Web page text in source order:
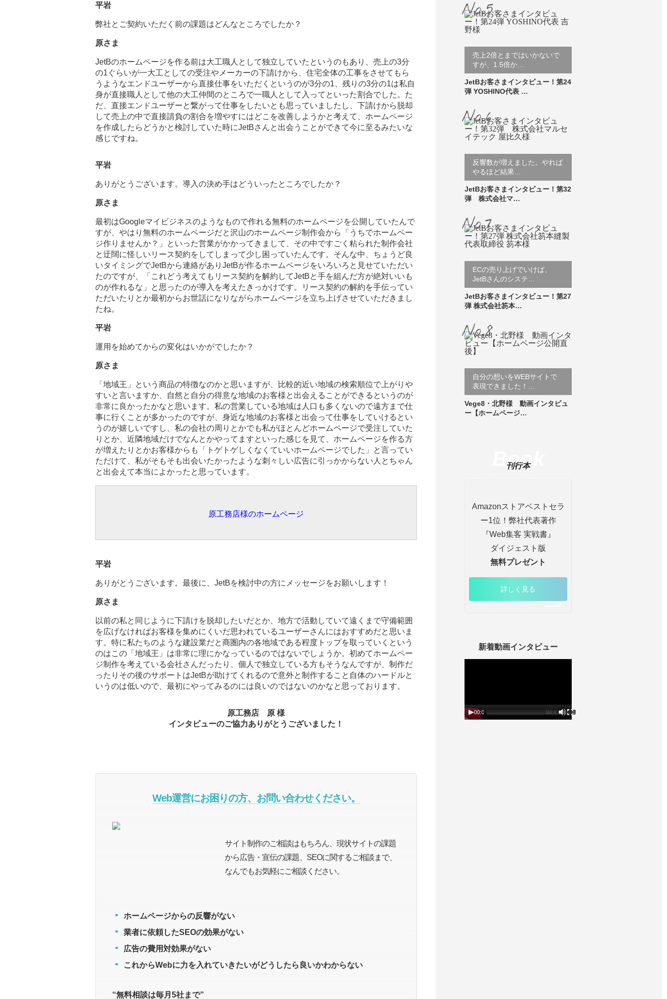
平岩
弊社とご契約いただく前の課題はどんなところでしたか？
原さま
JetBのホームページを作る前は大工職人として独立していたというのもあり、売上の3分
の1ぐらいが一大工としての受注やメーカーの下請けから、住宅全体の工事をさせてもら
うようなエンドユーザーから直接仕事をいただくというのが3分の1、残りの3分の1は私自
身が直接職人として他の大工仲間のところで一職人として入ってといった割合でした。た
だ、直接エンドユーザーと繋がって仕事をしたいとも思っていましたし、下請けから脱却
して売上の中で直接請負の割合を増やすにはどこを改善しようかと考えて、ホームページ
を作成したらどうかと検討していた時にJetBさんと出会うことができて今に至るみたいな
感じですね。
平岩
ありがとうございます。導入の決め手はどういったところでしたか？
原さま
最初はGoogleマイビジネスのようなもので作れる無料のホームページを公開していたんで
すが、やはり無料のホームページだと沢山のホームページ制作会から「うちでホームペー
ジ作りませんか？」といった営業がかかってきまして、その中ですごく粘られた制作会社
と迂闊に怪しいリース契約をしてしまって少し困っていたんです。そんな中、ちょうど良
いタイミングでJetBから連絡がありJetBが作るホームページをいろいろと見せていただい
たのですが、「これどう考えてもリース契約を解約してJetBと手を組んだ方が絶対いいも
のが作れるな」と思ったのが導入を考えたきっかけです。リース契約の解約を手伝ってい
ただいたりとか最初からお世話になりながらホームページを立ち上げさせていただきまし
たね。
平岩
運用を始めてからの変化はいかがでしたか？
原さま
「地域王」という商品の特徴なのかと思いますが、比較的近い地域の検索順位で上がりや
すいと言いますか、自然と自分の得意な地域のお客様と出会えることができるというのが
非常に良かったかなと思います。私の営業している地域は人口も多くないので遠方まで仕
事に行くことが多かったのですが、身近な地域のお客様と出会って仕事をしていけるとい
うのが嬉しいですし、私の会社の周りとかでも私がほとんどホームページで受注していた
りとか、近隣地域だけでなんとかやってますといった感じを見て、ホームページを作る方
が増えたりとかお客様からも「トゲトゲしくなくていいホームページでした」と言ってい
ただけて、私がそもそも出会いたかったような刺々しい広告に引っかからない人とちゃん
と出会えて本当によかったと思っています。
原工務店様のホームページ
平岩
ありがとうございます。最後に、JetBを検討中の方にメッセージをお願いします！
原さま
以前の私と同じように下請けを脱却したいだとか、地方で活動していて遠くまで守備範囲
を広げなければお客様を集めにくいだ思われているユーザーさんにはおすすめだと思いま
す。特に私たちのような建設業だと商圏内の各地域である程度トップを取っていくという
のはこの「地域王」は非常に理にかなっているのではないでしょうか。初めてホームペー
ジ制作を考えている会社さんだったり、個人で独立している方もそうなんですが、制作だ
ったりその後のサポートはJetBが助けてくれるので意外と制作すること自体のハードルと
いうのは低いので、最初にやってみるのには良いのではないのかなと思っております。
原工務店 原 様
インタビューのご協力ありがとうございました！
Web運営にお困りの方、お問い合わせください。
サイト制作のご相談はもちろん、現状サイトの課題
から広告・宣伝の課題、SEOに関するご相談まで、
なんでもお気軽にご相談ください。
ホームページからの反響がない
業者に依頼したSEOの効果がない
広告の費用対効果がない
これからWebに力を入れていきたいがどうしたら良いかわからない
“無料相談は毎月5社まで”
売上2倍とまではいかないで
すが、1.5倍か…
JetBお客さまインタビュー！第24
弾 YOSHINO代表 …
反響数が増えました。やれば
やるほど結果…
JetBお客さまインタビュー！第32
弾 株式会社マ…
ECの売り上げでいけば、
JetBさんのシステ…
JetBお客さまインタビュー！第27
弾 株式会社笏本…
自分の想いをWEBサイトで
表現できました！…
Vege8・北野様 動画インタビュ
ー【ホームページ…
刊行本
Book
Amazonストアベストセラ
ー1位！弊社代表著作
『Web集客 実戦書』
ダイジェスト版
無料プレゼント
詳しく見る
新着動画インタビュー
動
00:00 04:45